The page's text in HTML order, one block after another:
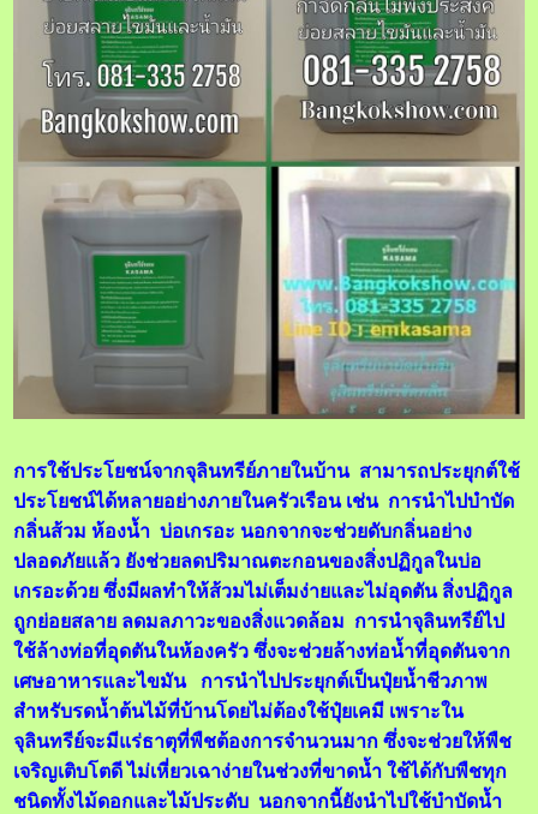
การใช้ประโยชน์จากจุลินทรีย์ภายในบ้าน สามารถประยุกต์ใช้
ประโยชน์ได้หลายอย่างภายในครัวเรือน เช่น การนำไปบำบัด
กลิ่นส้วม ห้องน้ำ บ่อเกรอะ นอกจากจะช่วยดับกลิ่นอย่าง
ปลอดภัยแล้ว ยังช่วยลดปริมาณตะกอนของสิ่งปฏิกูลในบ่อ
เกรอะด้วย ซึ่งมีผลทำให้ส้วมไม่เต็มง่ายและไม่อุดตัน สิ่งปฏิกูล
ถูกย่อยสลาย ลดมลภาวะของสิ่งแวดล้อม การนำจุลินทรีย์ไป
ใช้ล้างท่อที่อุดตันในห้องครัว ซึ่งจะช่วยล้างท่อน้ำที่อุดตันจาก
เศษอาหารและไขมัน การนำไปประยุกต์เป็นปุ๋ยน้ำชีวภาพ
สำหรับรดน้ำต้นไม้ที่บ้านโดยไม่ต้องใช้ปุ๋ยเคมี เพราะใน
จุลินทรีย์จะมีแร่ธาตุที่พืชต้องการจำนวนมาก ซึ่งจะช่วยให้พืช
เจริญเติบโตดี ไม่เหี่ยวเฉาง่ายในช่วงที่ขาดน้ำ ใช้ได้กับพืชทุก
ชนิดทั้งไม้ดอกและไม้ประดับ นอกจากนี้ยังนำไปใช้บำบัดน้ำ